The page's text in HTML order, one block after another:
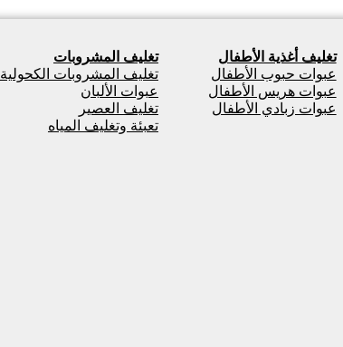
تغليف أغذية الأطفال
عبوات حبوب الأطفال
عبوات هريس الأطفال
عبوات زبادي الأطفال
تغليف المشروبات
تغليف المشروبات الكحولية
عبوات الألبان
تغليف العصير
تعبئة وتغليف المياه